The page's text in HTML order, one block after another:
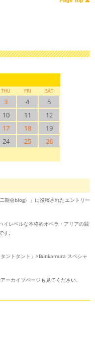
THU FRI SAT
3 4
5
10 11
12
17 18
19
24 25
26
期会blog）」に投稿されたエントリー
イレベルな本格的オペラ・アリアの競
す。
ントタント」×Bunkamura スペシャ
アーカイブページ も見てください。